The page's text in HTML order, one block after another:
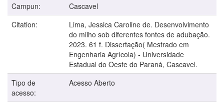
Campun:
Cascavel
Citation:
Lima, Jessica Caroline de. Desenvolvimento
do milho sob diferentes fontes de adubação.
2023. 61 f. Dissertação( Mestrado em
Engenharia Agrícola) - Universidade
Estadual do Oeste do Paraná, Cascavel.
Tipo de
acesso:
Acesso Aberto